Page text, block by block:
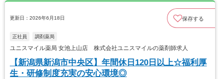
更新日：2026年6月18日 保存する
正社員 調剤薬局
ユニスマイル薬局 女池上山店 株式会社ユニスマイルの薬剤師求人
【新潟県新潟市中央区】年間休日120日以上☆福利厚
生・研修制度充実の安心環境◎